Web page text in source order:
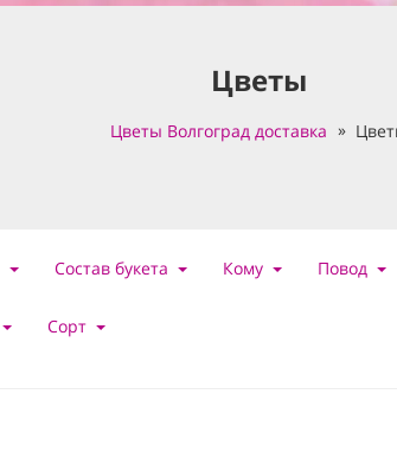
Цветы
Цветы Волгоград доставка
Состав букета Кому Повод
Сорт